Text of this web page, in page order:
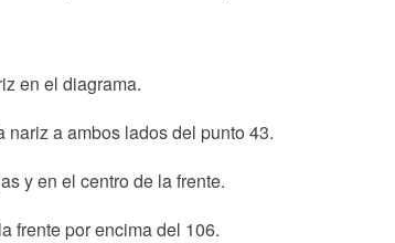
en el diagrama.
a ambos lados del punto 43.
y en el centro de la frente.
frente por encima del 106.